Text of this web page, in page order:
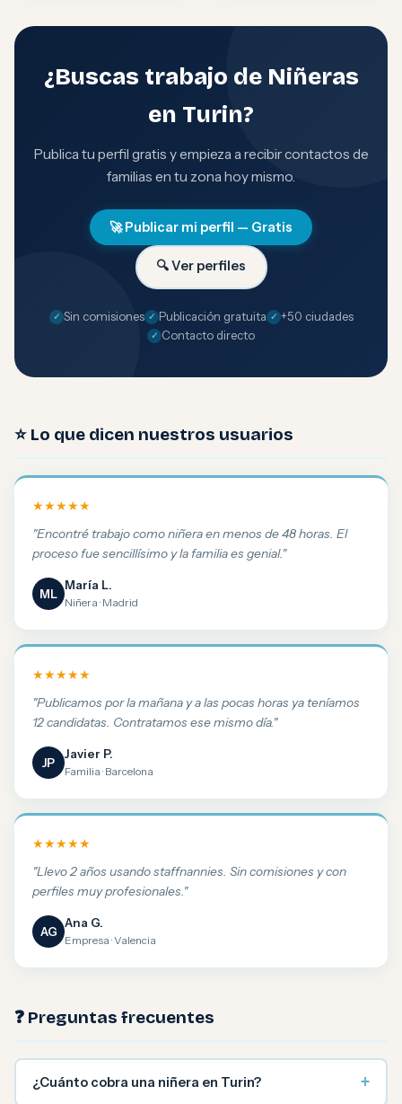
¿Buscas trabajo de Niñeras
en Turin?
Publica tu perfil gratis y empieza a recibir contactos de
familias en tu zona hoy mismo.
🚀 Publicar mi perfil — Gratis
🔍 Ver perfiles
Sin comisiones Publicación gratuita
+50 ciudades
Contacto directo
⭐ Lo que dicen nuestros usuarios
★★★★★
"Encontré trabajo como niñera en menos de 48 horas. El
proceso fue sencillísimo y la familia es genial."
ML
María L.
Niñera · Madrid
★★★★★
"Publicamos por la mañana y a las pocas horas ya teníamos
12 candidatas. Contratamos ese mismo día."
JP
Javier P.
Familia · Barcelona
★★★★★
"Llevo 2 años usando staffnannies. Sin comisiones y con
perfiles muy profesionales."
AG
Ana G.
Empresa · Valencia
❓ Preguntas frecuentes
¿Cuánto cobra una niñera en Turin? +